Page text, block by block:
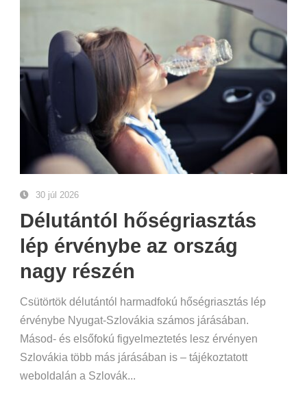
30 júl 2026
Délutántól hőségriasztás
lép érvénybe az ország
nagy részén
Csütörtök délutántól harmadfokú hőségriasztás lép
érvénybe Nyugat-Szlovákia számos járásában.
Másod- és elsőfokú figyelmeztetés lesz érvényen
Szlovákia több más járásában is – tájékoztatott
weboldalán a Szlovák...